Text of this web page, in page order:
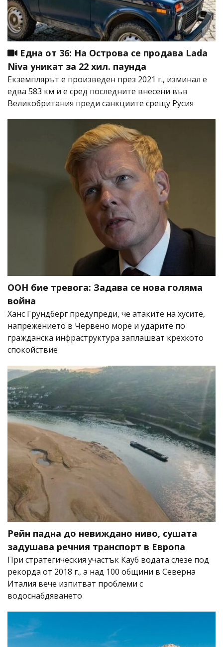
Една от 36: На Острова се продава Lada
Niva уникат за 22 хил. паунда
Екземплярът е произведен през 2021 г., изминал е
едва 583 км и е сред последните внесени във
Великобритания преди санкциите срещу Русия
ООН бие тревога: Задава се нова голяма
война
Ханс Грундберг предупреди, че атаките на хусите,
напрежението в Червено море и ударите по
гражданска инфраструктура заплашват крехкото
спокойствие
Рейн падна до невиждано ниво, сушата
задушава речния транспорт в Европа
При стратегическия участък Кауб водата слезе под
рекорда от 2018 г., а над 100 общини в Северна
Италия вече изпитват проблеми с
водоснабдяването